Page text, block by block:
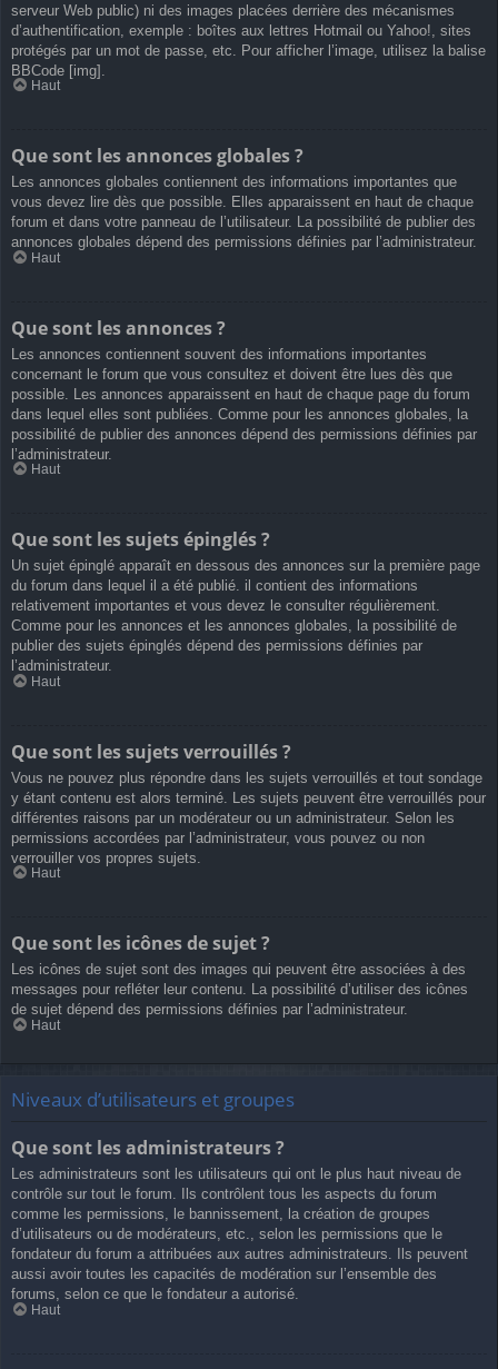
serveur Web public) ni des images placées derrière des mécanismes
d’authentification, exemple : boîtes aux lettres Hotmail ou Yahoo!, sites
protégés par un mot de passe, etc. Pour afficher l’image, utilisez la balise
BBCode [img].
Haut
Que sont les annonces globales ?
Les annonces globales contiennent des informations importantes que
vous devez lire dès que possible. Elles apparaissent en haut de chaque
forum et dans votre panneau de l’utilisateur. La possibilité de publier des
annonces globales dépend des permissions définies par l’administrateur.
Haut
Que sont les annonces ?
Les annonces contiennent souvent des informations importantes
concernant le forum que vous consultez et doivent être lues dès que
possible. Les annonces apparaissent en haut de chaque page du forum
dans lequel elles sont publiées. Comme pour les annonces globales, la
possibilité de publier des annonces dépend des permissions définies par
l’administrateur.
Haut
Que sont les sujets épinglés ?
Un sujet épinglé apparaît en dessous des annonces sur la première page
du forum dans lequel il a été publié. il contient des informations
relativement importantes et vous devez le consulter régulièrement.
Comme pour les annonces et les annonces globales, la possibilité de
publier des sujets épinglés dépend des permissions définies par
l’administrateur.
Haut
Que sont les sujets verrouillés ?
Vous ne pouvez plus répondre dans les sujets verrouillés et tout sondage
y étant contenu est alors terminé. Les sujets peuvent être verrouillés pour
différentes raisons par un modérateur ou un administrateur. Selon les
permissions accordées par l’administrateur, vous pouvez ou non
verrouiller vos propres sujets.
Haut
Que sont les icônes de sujet ?
Les icônes de sujet sont des images qui peuvent être associées à des
messages pour refléter leur contenu. La possibilité d’utiliser des icônes
de sujet dépend des permissions définies par l’administrateur.
Haut
Niveaux d’utilisateurs et groupes
Que sont les administrateurs ?
Les administrateurs sont les utilisateurs qui ont le plus haut niveau de
contrôle sur tout le forum. Ils contrôlent tous les aspects du forum
comme les permissions, le bannissement, la création de groupes
d’utilisateurs ou de modérateurs, etc., selon les permissions que le
fondateur du forum a attribuées aux autres administrateurs. Ils peuvent
aussi avoir toutes les capacités de modération sur l’ensemble des
forums, selon ce que le fondateur a autorisé.
Haut